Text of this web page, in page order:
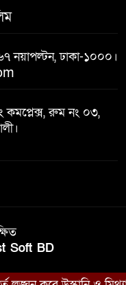
ঘরে ভাতিজা,
উধাও চাচী
র‌্যাবের অভিযান: ২
মামলার আসামিসহ
বিক্রির অভিযোগ, দুই
নয়াপল্টন, ঢাকা-১০০০।
কমপ্লেক্স, রুম নং ০৩,
Soft BD